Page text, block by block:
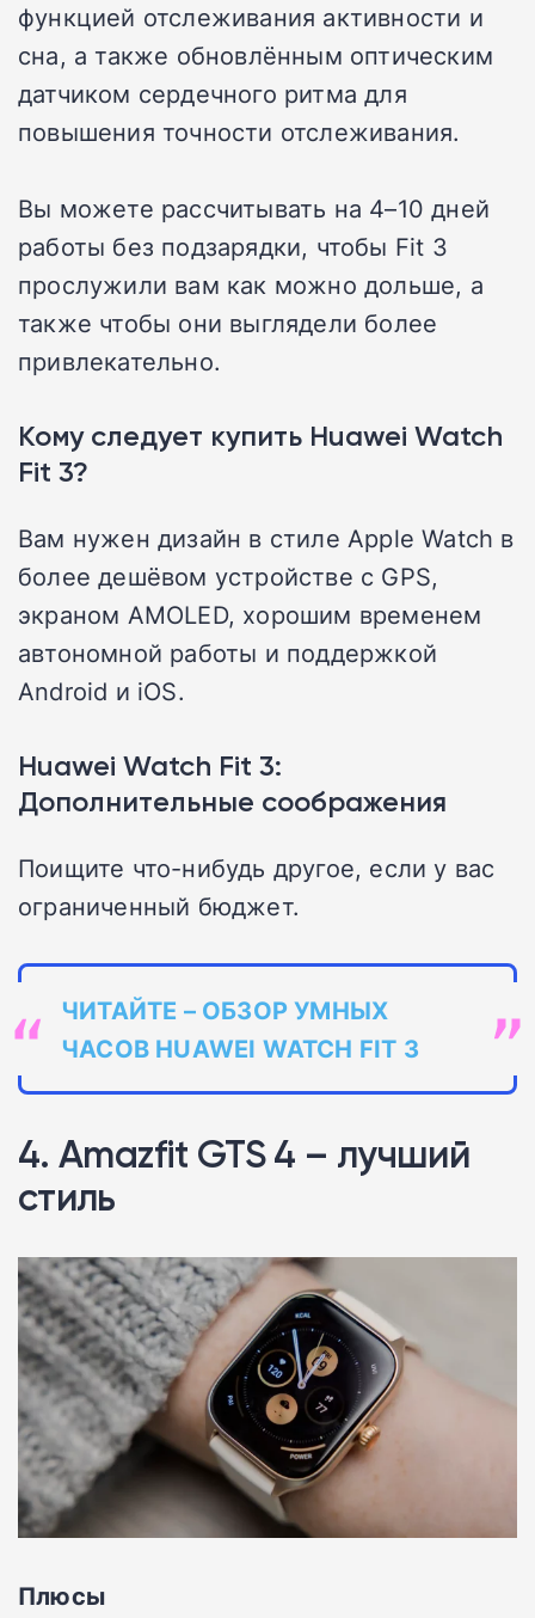
функцией отслеживания активности и
сна, а также обновлённым оптическим
датчиком сердечного ритма для
повышения точности отслеживания.
Вы можете рассчитывать на 4–10 дней
работы без подзарядки, чтобы Fit 3
прослужили вам как можно дольше, а
также чтобы они выглядели более
привлекательно.
Кому следует купить Huawei Watch
Fit 3?
Вам нужен дизайн в стиле Apple Watch в
более дешёвом устройстве с GPS,
экраном AMOLED, хорошим временем
автономной работы и поддержкой
Android и iOS.
Huawei Watch Fit 3:
Дополнительные соображения
Поищите что-нибудь другое, если у вас
ограниченный бюджет.
ЧИТАЙТЕ – ОБЗОР УМНЫХ
ЧАСОВ HUAWEI WATCH FIT 3
4. Amazfit GTS 4 – лучший
стиль
Плюсы